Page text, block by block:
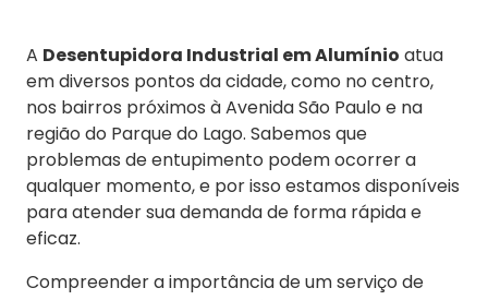
A Desentupidora Industrial em Alumínio atua
em diversos pontos da cidade, como no centro,
nos bairros próximos à Avenida São Paulo e na
região do Parque do Lago. Sabemos que
problemas de entupimento podem ocorrer a
qualquer momento, e por isso estamos disponíveis
para atender sua demanda de forma rápida e
eficaz.
Compreender a importância de um serviço de